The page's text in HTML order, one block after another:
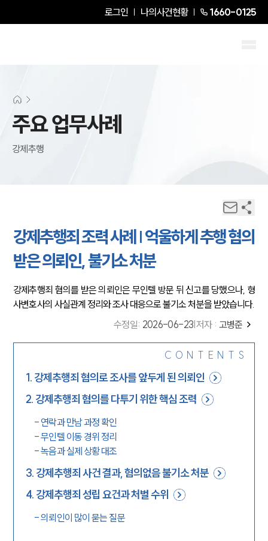
로그인 나의사건현황 1660-0125
주요 업무사례
강제추행
강제추행죄 조력 사례 | 억울하게 추행 혐의
받은 의뢰인, 불기소 처분
강제추행죄 혐의를 받은 의뢰인은 무인텔 방문 뒤 신고를 당했으나, 형
사변호사의 사실관계 정리와 조사 대응으로 불기소 처분을 받았습니다.
수정일: 2026-06-23 저자 : 고병준
CONTENTS
1. 강제추행죄 혐의로 조사를 앞두게 된 의뢰인
2. 강제추행죄 혐의를 다투기 위한 핵심 조력
-연락과 만남 과정 확인
-무인텔 이동 경위 정리
-녹음과 실제 상황 대조
3. 강제추행죄 사건 결과, 혐의없음 불기소 처분
4. 강제추행죄 성립 요건과 처벌 수위
-의뢰인이 많이 묻는 질문